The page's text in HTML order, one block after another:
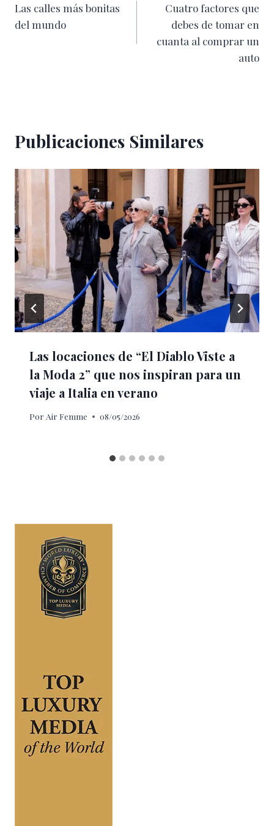
de
Las calles más bonitas
del mundo
Cuatro factores que
debes de tomar en
cuanta al comprar un
auto
Publicaciones Similares
Las locaciones de “El Diablo Viste a
la Moda 2” que nos inspiran para un
viaje a Italia en verano
Por Air Femme 08/05/2026